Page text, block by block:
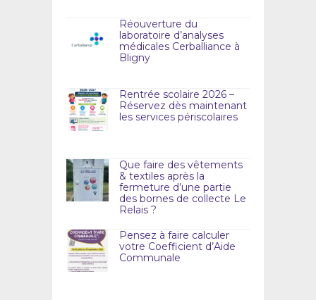
Réouverture du
laboratoire d’analyses
médicales Cerballiance à
Bligny
Rentrée scolaire 2026 –
Réservez dès maintenant
les services périscolaires
Que faire des vêtements
& textiles après la
fermeture d’une partie
des bornes de collecte Le
Relais ?
Pensez à faire calculer
votre Coefficient d’Aide
Communale